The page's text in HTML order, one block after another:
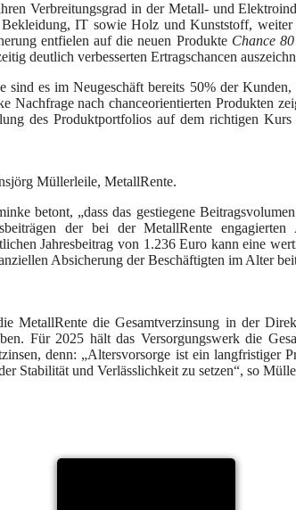
Verbreitungsgrad in der Metall- und
IT sowie Holz und Kunststoff, weiter
entfielen auf die neuen Produkte Chance 80
deutlich verbesserten Ertragschancen
sind es im Neugeschäft bereits 50% der
Nachfrage nach chanceorientierten Produkten
des Produktportfolios auf dem richtigen
Müllerleile, MetallRente.
betont, „dass das gestiegene
der bei der MetallRente engagierten
Jahresbeitrag von 1.236 Euro kann eine
Absicherung der Beschäftigten im Alter
MetallRente die Gesamtverzinsung in der
Für 2025 hält das Versorgungswerk die
denn: „Altersvorsorge ist ein langfristiger
Stabilität und Verlässlichkeit zu setzen“, so